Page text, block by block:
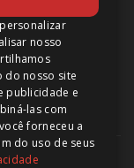
nosso
do nosso site
publicidade e
las com
forneceu a
do uso de seus